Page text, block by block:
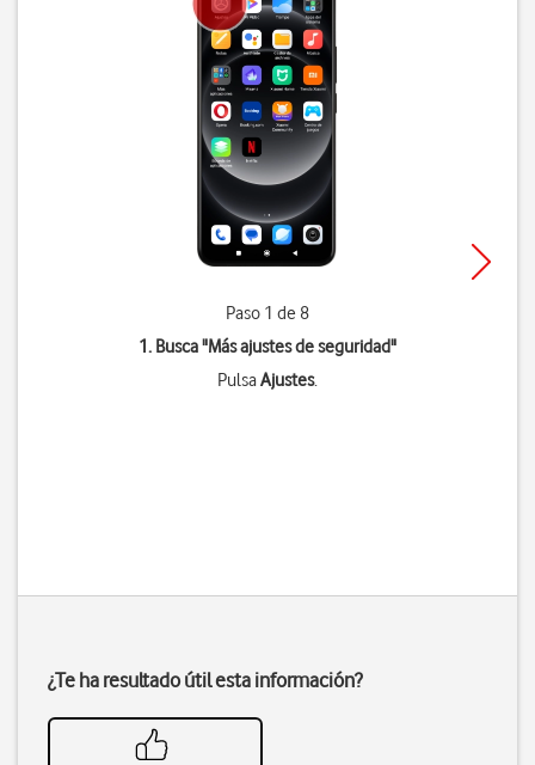
Paso 1 de 8
1. Busca "Más ajustes de seguridad"
PulsaAjustes.
¿Te ha resultado útil esta información?